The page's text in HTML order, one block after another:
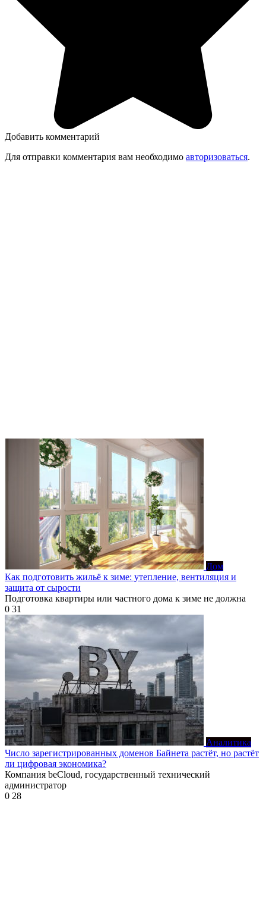
Добавить комментарий
Для отправки комментария вам необходимо авторизоваться.
Дом
Как подготовить жильё к зиме: утепление, вентиляция и
защита от сырости
Подготовка квартиры или частного дома к зиме не должна
0 31
Аналитика
Число зарегистрированных доменов Байнета растёт, но растёт
ли цифровая экономика?
Компания beCloud, государственный технический
администратор
0 28